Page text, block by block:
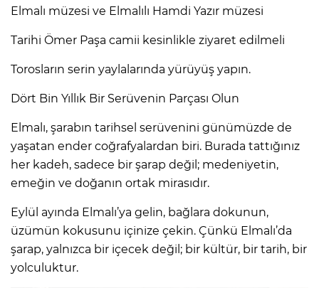
Elmalı müzesi ve Elmalılı Hamdi Yazır müzesi
Tarihi Ömer Paşa camii kesinlikle ziyaret edilmeli
Torosların serin yaylalarında yürüyüş yapın.
Dört Bin Yıllık Bir Serüvenin Parçası Olun
Elmalı, şarabın tarihsel serüvenini günümüzde de
yaşatan ender coğrafyalardan biri. Burada tattığınız
her kadeh, sadece bir şarap değil; medeniyetin,
emeğin ve doğanın ortak mirasıdır.
Eylül ayında Elmalı’ya gelin, bağlara dokunun,
üzümün kokusunu içinize çekin. Çünkü Elmalı’da
şarap, yalnızca bir içecek değil; bir kültür, bir tarih, bir
yolculuktur.